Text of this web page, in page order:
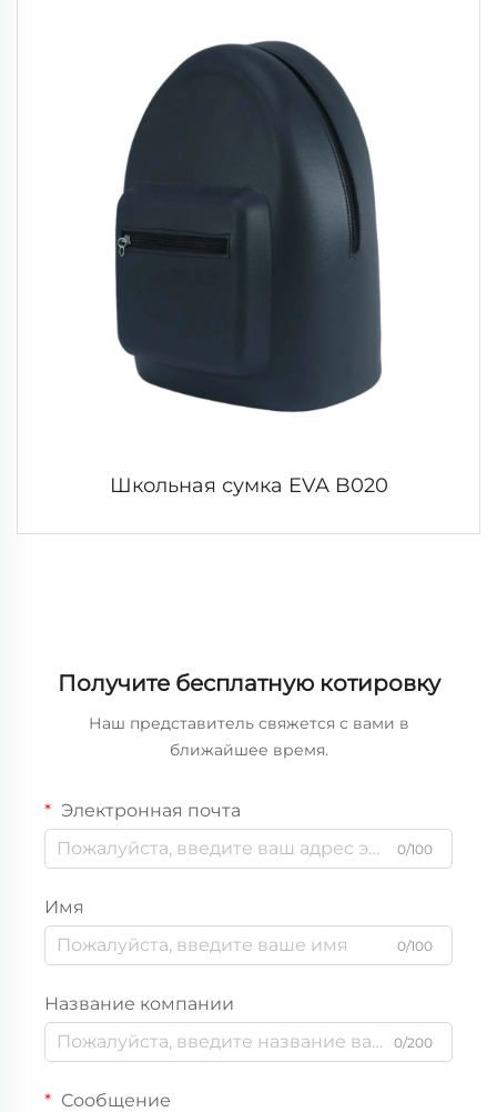
Школьная сумка EVA B020
Получите бесплатную котировку
Наш представитель свяжется с вами в
ближайшее время.
Электронная почта
0/100
Имя
0/100
Название компании
0/200
Сообщение